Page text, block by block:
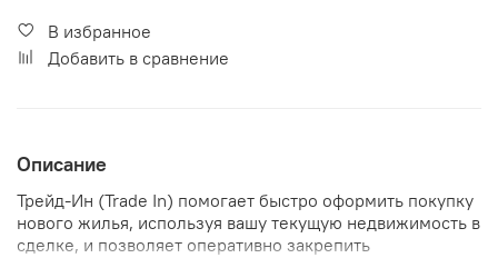
В избранное
Добавить в сравнение
Описание
Трейд‑Ин (Trade In) помогает быстро оформить покупку
нового жилья, используя вашу текущую недвижимость в
сделке, и позволяет оперативно закрепить